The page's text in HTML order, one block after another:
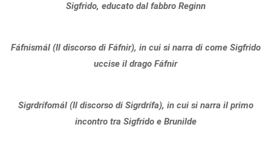
Sigfrido, educato dal fabbro Reginn
Fáfnismál (Il discorso di Fáfnir), in cui si narra di come Sigfrido
uccise il drago Fáfnir
Sigrdrífomál (Il discorso di Sigrdrífa), in cui si narra il primo
incontro tra Sigfrido e Brunilde